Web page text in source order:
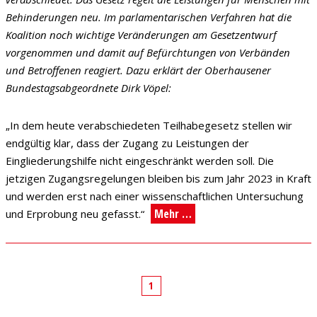
Behinderungen neu. Im parlamentarischen Verfahren hat die
Koalition noch wichtige Veränderungen am Gesetzentwurf
vorgenommen und damit auf Befürchtungen von Verbänden
und Betroffenen reagiert. Dazu erklärt der Oberhausener
Bundestagsabgeordnete Dirk Vöpel:
„In dem heute verabschiedeten Teilhabegesetz stellen wir
endgültig klar, dass der Zugang zu Leistungen der
Eingliederungshilfe nicht eingeschränkt werden soll. Die
jetzigen Zugangsregelungen bleiben bis zum Jahr 2023 in Kraft
und werden erst nach einer wissenschaftlichen Untersuchung
und Erprobung neu gefasst.“
Mehr …
1